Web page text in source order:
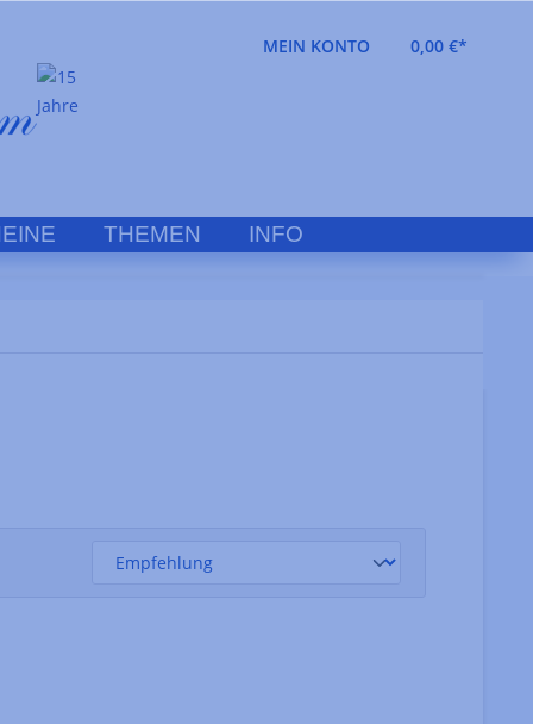
MEIN KONTO
0,00 €*
THEMEN INFO